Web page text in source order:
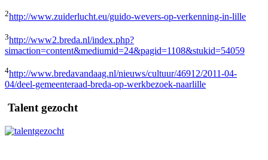
2http://www.zuiderlucht.eu/guido-wevers-op-verkenning-in-lille
3http://www2.breda.nl/index.php?
simaction=content&mediumid=24&pagid=1108&stukid=54059
4http://www.bredavandaag.nl/nieuws/cultuur/46912/2011-04-
04/deel-gemeenteraad-breda-op-werkbezoek-naarlille
Talent gezocht